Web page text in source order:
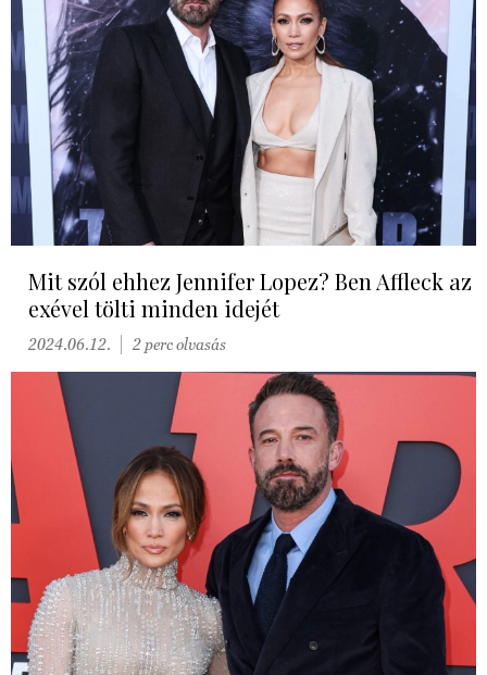
Mit szól ehhez Jennifer Lopez? Ben Affleck az
exével tölti minden idejét
2024.06.12. 2 perc olvasás